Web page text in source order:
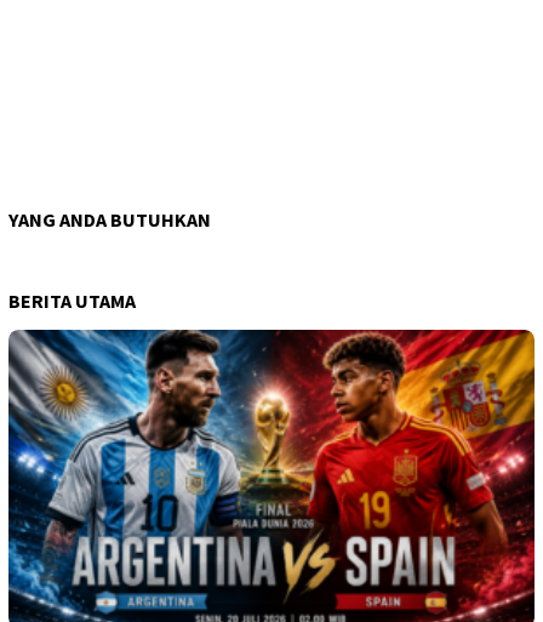
YANG ANDA BUTUHKAN
BERITA UTAMA